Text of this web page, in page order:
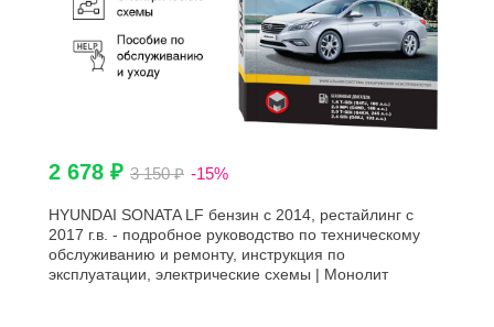
2 678 ₽ 3 150 ₽ -15%
HYUNDAI SONATA LF бензин с 2014, рестайлинг с
2017 г.в. - подробное руководство по техническому
обслуживанию и ремонту, инструкция по
эксплуатации, электрические схемы | Монолит